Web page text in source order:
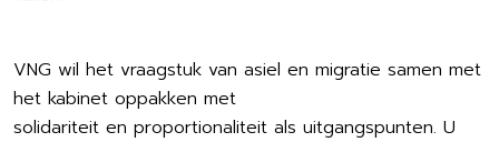
VNG wil het vraagstuk van asiel en migratie samen met
het kabinet oppakken met
solidariteit en proportionaliteit als uitgangspunten. U